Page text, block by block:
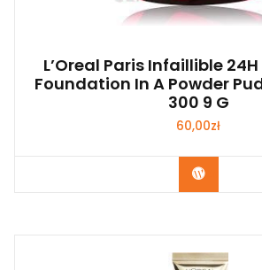
L’Oreal Paris Infaillible
Foundation In A Powder
300 9 G
60,00zł
Zobacz